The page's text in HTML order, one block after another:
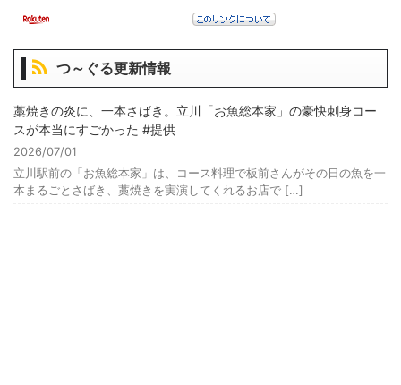
つ～ぐる更新情報
藁焼きの炎に、一本さばき。立川「お魚総本家」の豪快刺身コー
スが本当にすごかった #提供
2026/07/01
立川駅前の「お魚総本家」は、コース料理で板前さんがその日の魚を一
本まるごとさばき、藁焼きを実演してくれるお店で […]